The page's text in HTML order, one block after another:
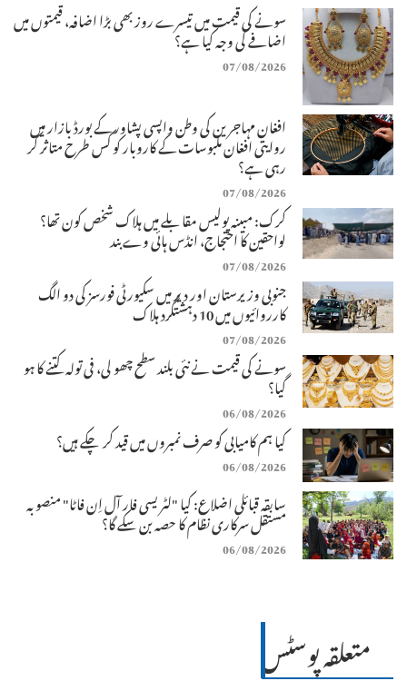
سونے کی قیمت میں تیسرے روز بھی بڑا اضافہ، قیمتوں میں
اضافے کی وجہ کیا ہے؟
07/08/2026
افغان مہاجرین کی وطن واپسی پشاور کے بورڈ بازار میں
روایتی افغان ملبوسات کے کاروبار کو کس طرح متاثر کر
رہی ہے؟
07/08/2026
کرک: مبینہ پولیس مقابلے میں ہلاک شخص کون تھا؟
لواحقین کا احتجاج، انڈس ہائی وے بند
07/08/2026
جنوبی وزیرستان اور دیر میں سکیورٹی فورسز کی دو الگ
کارروائیوں میں 10 دہشتگرد ہلاک
07/08/2026
سونے کی قیمت نے نئی بلند سطح چھو لی، فی تولہ کتنے کا ہو
گیا؟
06/08/2026
کیا ہم کامیابی کو صرف نمبروں میں قید کر چکے ہیں؟
06/08/2026
سابقہ قبائلی اضلاع: کیا "لٹریسی فار آل اِن فاٹا" منصوبہ
مستقل سرکاری نظام کا حصہ بن سکے گا؟
06/08/2026
متعلقہ پوسٹس